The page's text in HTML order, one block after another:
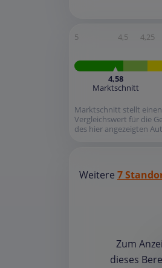
5 4,5 4,25
4,58
Marktschnitt
Marktschnitt stellt
Vergleichswert für die
des hier angezeigten
Weitere 7
Zum
dieses